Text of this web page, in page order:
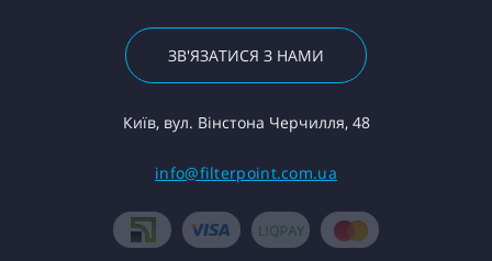
ЗВ'ЯЗАТИСЯ З НАМИ
Київ, вул. Вінстона Черчилля, 48
info@filterpoint.com.ua